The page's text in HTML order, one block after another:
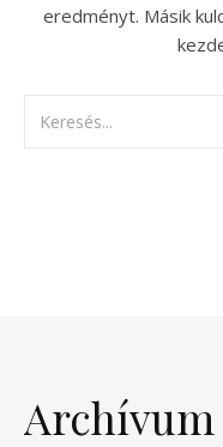
eredményt. Másik
Archívum